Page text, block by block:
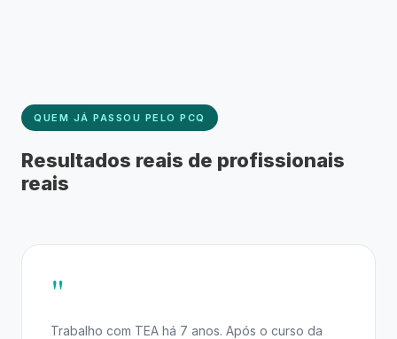
QUEM JÁ PASSOU PELO PCQ
Resultados reais de profissionais
reais
"
Trabalho com TEA há 7 anos. Após o curso da